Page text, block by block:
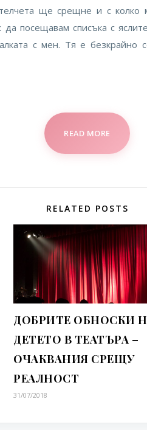
ще срещне и с
да посещавам списъка с
с мен. Тя е безкрайно
READ MORE
RELATED POSTS
ДОБРИТЕ ОБНОСКИ
ДЕТЕТО В ТЕАТЪРА –
ОЧАКВАНИЯ СРЕЩУ
РЕАЛНОСТ
31/07/2018